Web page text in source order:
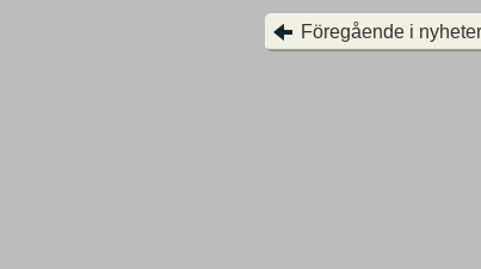
Föregående i nyheter